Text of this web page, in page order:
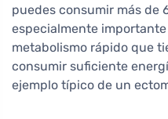
puedes consumir más de
especialmente
metabolismo rápido que
consumir suficiente
ejemplo típico de un